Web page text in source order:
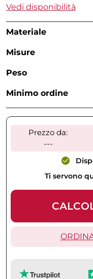
Vedi disponibilità
Materiale
Misure
Peso
Minimo ordine
Prezzo da:
---
Ti servono